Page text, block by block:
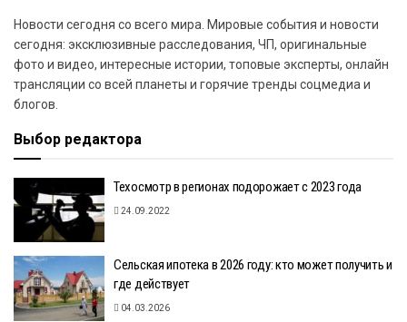
Новости сегодня со всего мира. Мировые события и новости
сегодня: эксклюзивные расследования, ЧП, оригинальные
фото и видео, интересные истории, топовые эксперты, онлайн
трансляции со всей планеты и горячие тренды соцмедиа и
блогов.
Выбор редактора
Техосмотр в регионах подорожает с 2023 года
24.09.2022
Сельская ипотека в 2026 году: кто может получить и
где действует
04.03.2026